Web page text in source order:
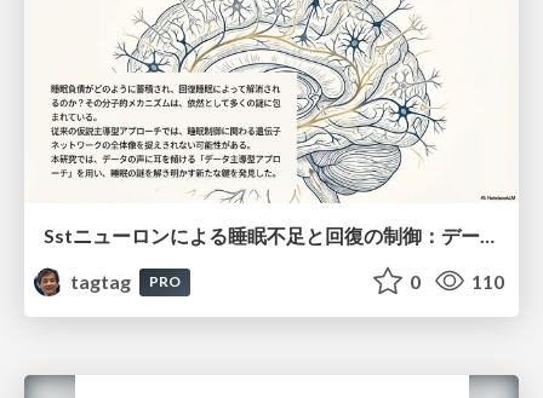
tagtag
PRO 0 110